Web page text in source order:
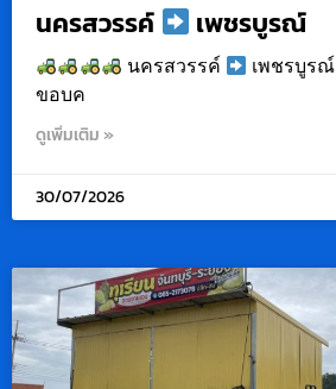
นครสวรรค์ เพชรบูรณ์
นครสวรรค์
เพชรบูรณ์
ขอบค
ดูเพิ่มเติม »
30/07/2026